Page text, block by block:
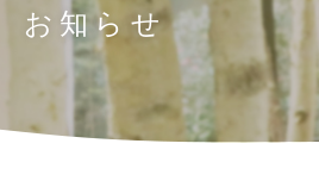
お知らせ